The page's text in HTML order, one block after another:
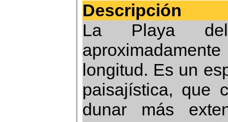
Descripción
La Playa
longitud. Es un
paisajística, que
dunar más